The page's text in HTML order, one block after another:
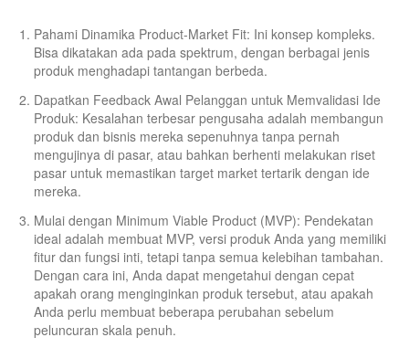
Pahami Dinamika Product-Market Fit: Ini konsep kompleks.
Bisa dikatakan ada pada spektrum, dengan berbagai jenis
produk menghadapi tantangan berbeda.
Dapatkan Feedback Awal Pelanggan untuk Memvalidasi Ide
Produk: Kesalahan terbesar pengusaha adalah membangun
produk dan bisnis mereka sepenuhnya tanpa pernah
mengujinya di pasar, atau bahkan berhenti melakukan riset
pasar untuk memastikan target market tertarik dengan ide
mereka.
Mulai dengan Minimum Viable Product (MVP): Pendekatan
ideal adalah membuat MVP, versi produk Anda yang memiliki
fitur dan fungsi inti, tetapi tanpa semua kelebihan tambahan.
Dengan cara ini, Anda dapat mengetahui dengan cepat
apakah orang menginginkan produk tersebut, atau apakah
Anda perlu membuat beberapa perubahan sebelum
peluncuran skala penuh.